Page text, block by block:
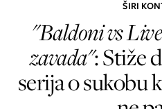
ŠIRI
"Baldoni vs
zavada": Stiže
serija o sukobu